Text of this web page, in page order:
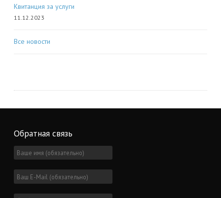
Квитанция за услуги
11.12.2023
Все новости
Обратная связь